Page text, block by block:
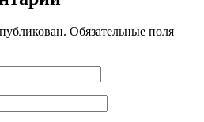
Обязательные поля